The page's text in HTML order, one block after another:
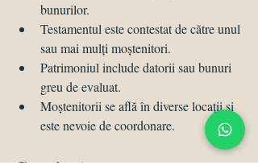
bunurilor.
Testamentul este contestat de către unul
sau mai mulți moștenitori.
Patrimoniul include datorii sau bunuri
greu de evaluat.
Moștenitorii se află în diverse locații și
este nevoie de coordonare.